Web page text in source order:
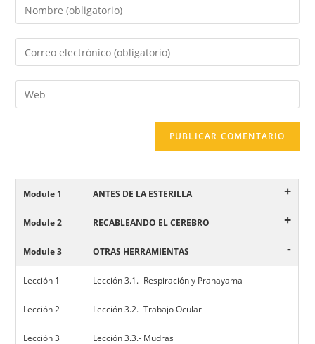
Module 1 ANTES DE LA ESTERILLA +
Module 2 RECABLEANDO EL CEREBRO +
Module 3 OTRAS HERRAMIENTAS -
Lección 1 Lección 3.1.- Respiración y Pranayama
Lección 2 Lección 3.2.- Trabajo Ocular
Lección 3 Lección 3.3.- Mudras